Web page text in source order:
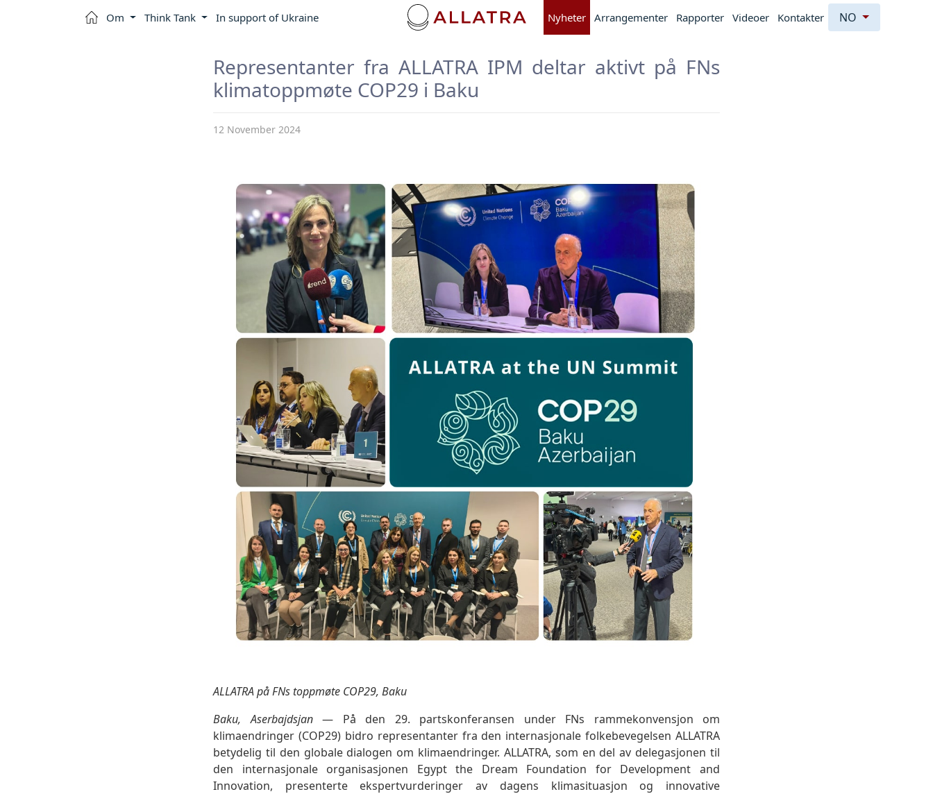
Om Think Tank In support of Ukraine Nyheter Arrangementer Rapporter Videoer Kontakter NO
Representanter fra ALLATRA IPM deltar aktivt på FNs
klimatoppmøte COP29 i Baku
12 November 2024
ALLATRA på FNs toppmøte COP29, Baku
Baku, Aserbajdsjan— På den 29. partskonferansen under FNs rammekonvensjon om
klimaendringer (COP29) bidro representanter fra den internasjonale folkebevegelsen ALLATRA
betydelig til den globale dialogen om klimaendringer. ALLATRA, som en del av delegasjonen til
den internasjonale organisasjonen Egypt the Dream Foundation for Development and
Innovation, presenterte ekspertvurderinger av dagens klimasituasjon og innovative